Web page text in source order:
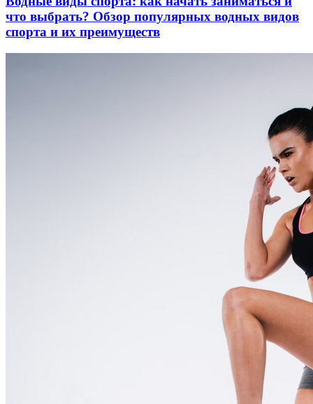
что выбрать? Обзор популярных водных видов
спорта и их преимуществ